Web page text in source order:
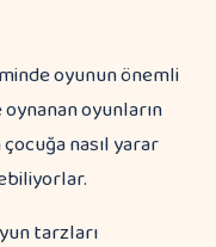
oyunun önemli
oynanan oyunların
nasıl yarar
tarzları